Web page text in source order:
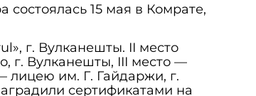
состоялась 15 мая в Комрате,
г. Вулканешты. II место
г. Вулканешты, III место —
лицею им. Г. Гайдаржи, г.
сертификатами на